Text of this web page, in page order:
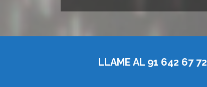
LLAME AL 91 642 67 72